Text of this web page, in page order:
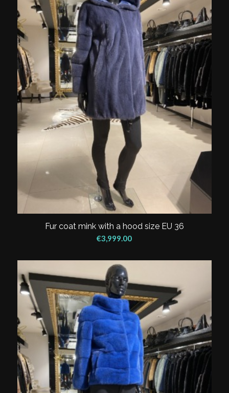
Fur coat mink with a hood size EU 36
€3,999.00